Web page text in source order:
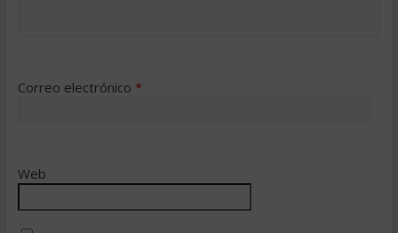
Correo electrónico *
Web